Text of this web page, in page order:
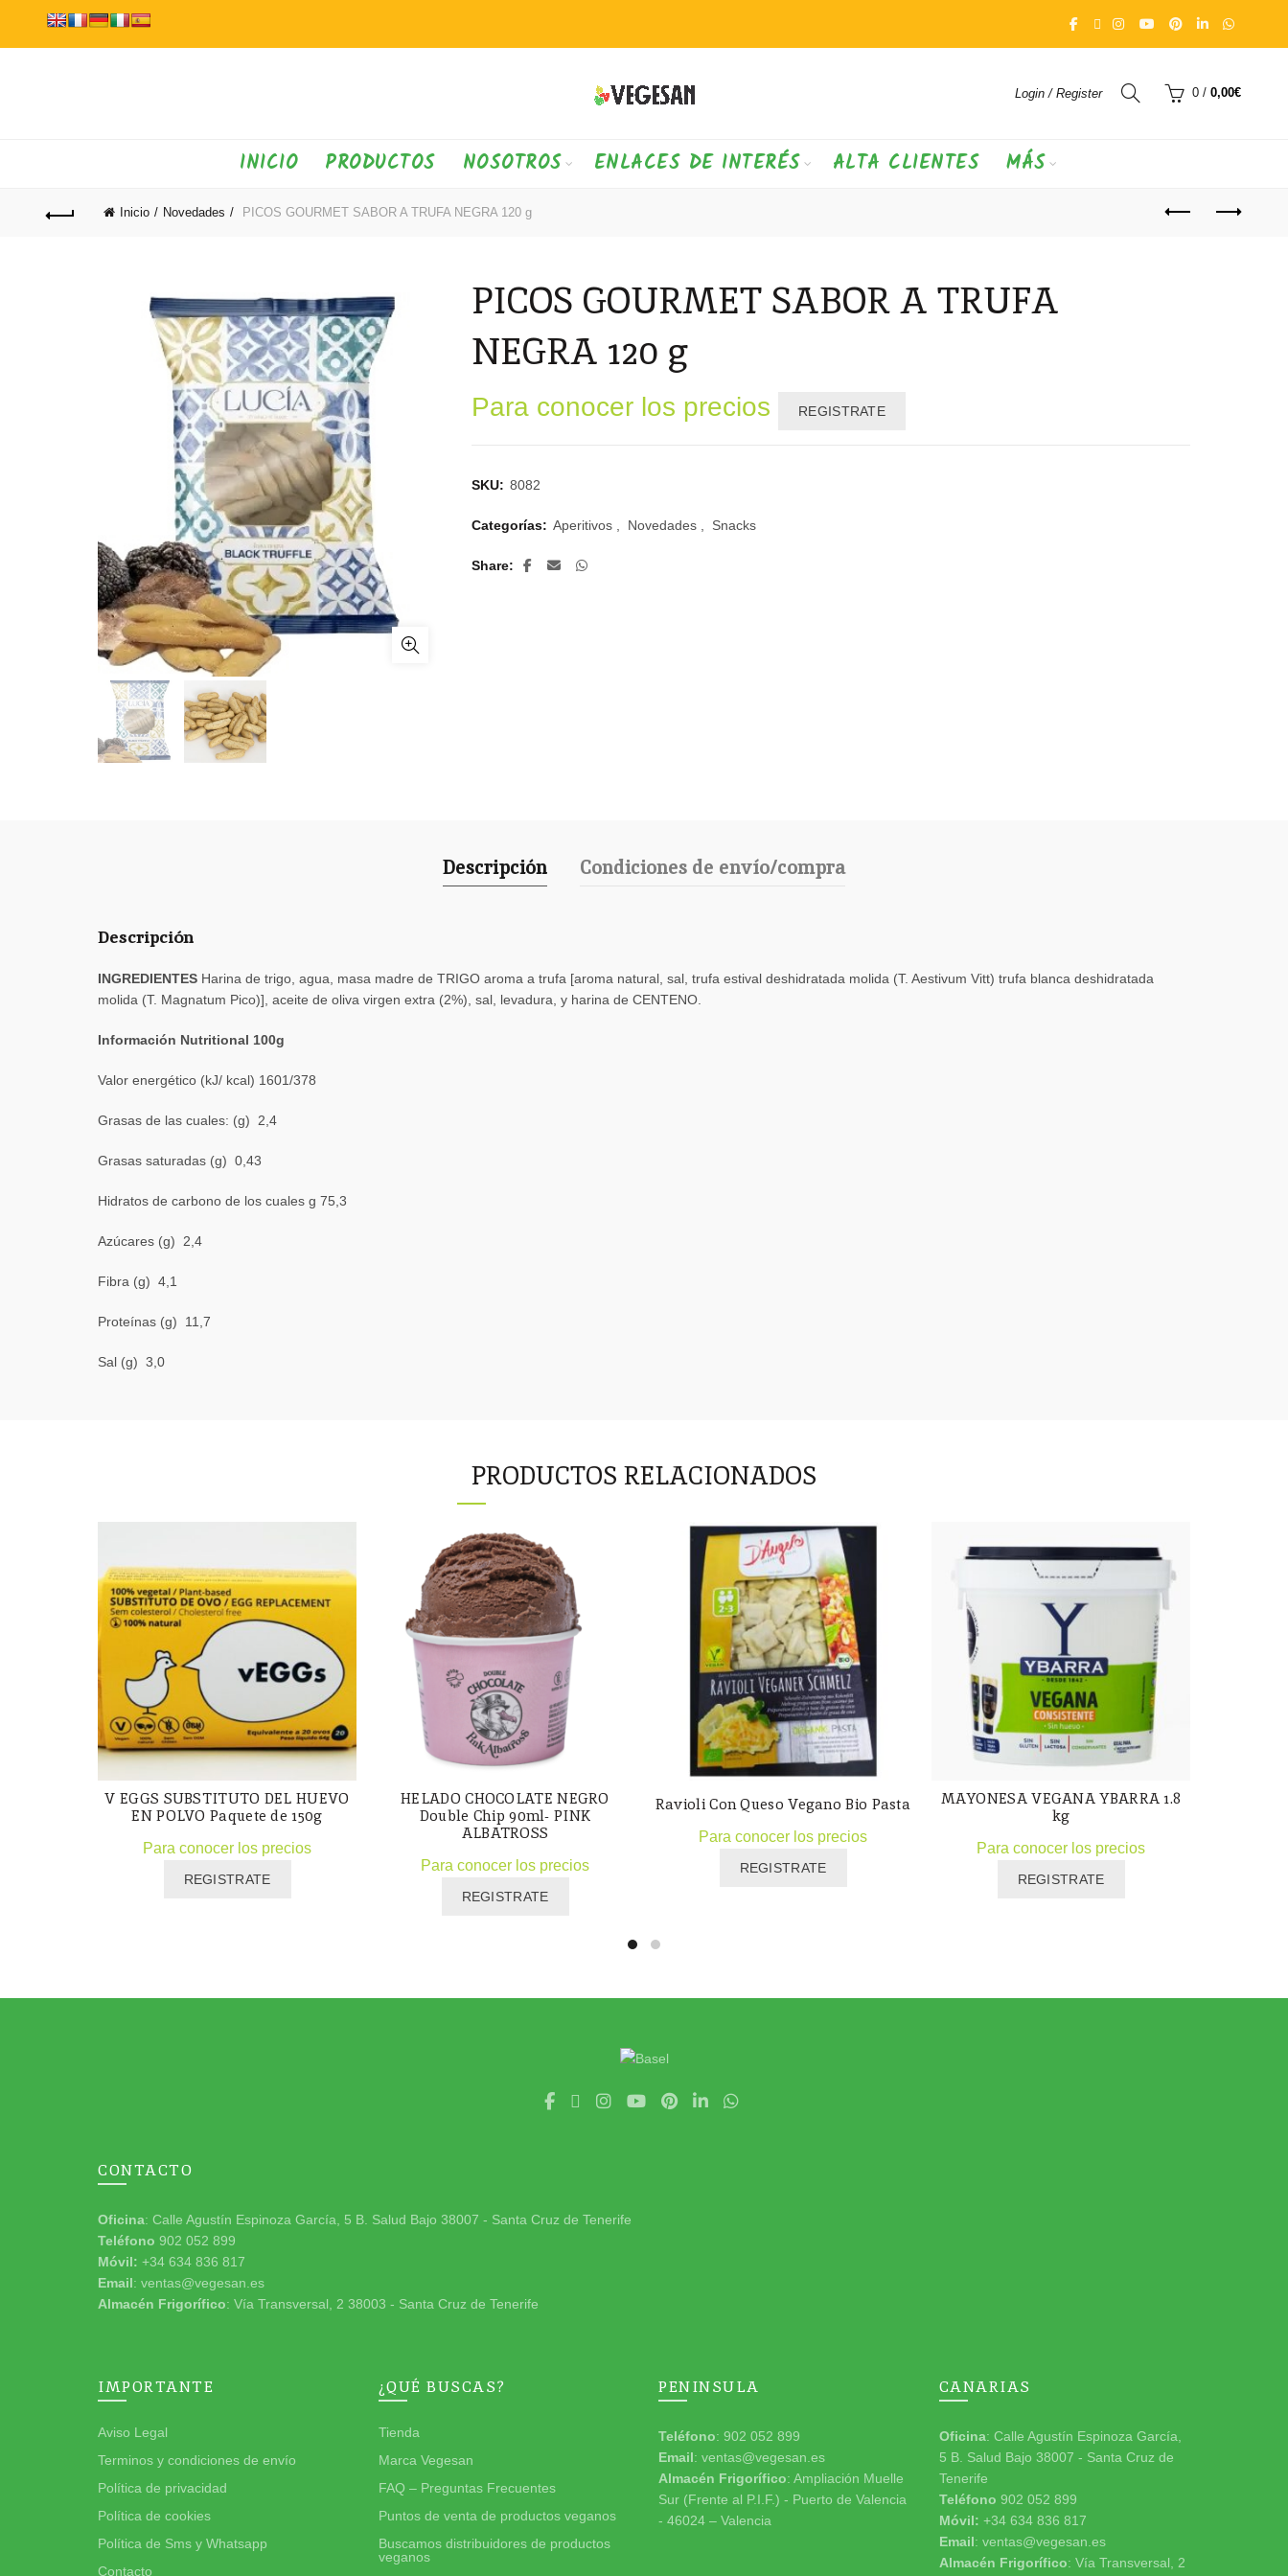
Login / Register 0 / 0,00€
INICIO PRODUCTOS NOSOTROS ENLACES DE INTERÉS ALTA CLIENTES MÁS
Inicio Novedades PICOS GOURMET SABOR A TRUFA NEGRA 120 g
PICOS GOURMET SABOR A TRUFA
NEGRA 120 g
Para conocer los precios REGISTRATE
SKU: 8082
Categorías: Aperitivos Novedades Snacks
Share
Descripción Condiciones de envío/compra
Descripción
INGREDIENTES Harina de trigo, agua, masa madre de TRIGO aroma a trufa [aroma natural, sal, trufa estival deshidratada molida (T. Aestivum Vitt) trufa blanca deshidratada
molida (T. Magnatum Pico)], aceite de oliva virgen extra (2%), sal, levadura, y harina de CENTENO.
Información Nutritional 100g
Valor energético (kJ/ kcal) 1601/378
Grasas de las cuales: (g) 2,4
Grasas saturadas (g) 0,43
Hidratos de carbono de los cuales g 75,3
Azúcares (g) 2,4
Fibra (g) 4,1
Proteínas (g) 11,7
Sal (g) 3,0
PRODUCTOS RELACIONADOS
V EGGS SUBSTITUTO DEL HUEVO
EN POLVO Paquete de 150g
Para conocer los precios
REGISTRATE
HELADO CHOCOLATE NEGRO
Double Chip 90ml- PINK
ALBATROSS
Para conocer los precios
REGISTRATE
Ravioli Con Queso Vegano Bio Pasta
Para conocer los precios
REGISTRATE
MAYONESA VEGANA YBARRA 1.8
kg
Para conocer los precios
REGISTRATE
CONTACTO
Oficina: Calle Agustín Espinoza García, 5 B. Salud Bajo 38007 - Santa Cruz de Tenerife
Teléfono 902 052 899
Móvil: +34 634 836 817
Email: ventas@vegesan.es
Almacén Frigorífico: Vía Transversal, 2 38003 - Santa Cruz de Tenerife
IMPORTANTE
Aviso Legal
Terminos y condiciones de envío
Política de privacidad
Política de cookies
Política de Sms y Whatsapp
Contacto
¿QUÉ BUSCAS?
Tienda
Marca Vegesan
FAQ – Preguntas Frecuentes
Puntos de venta de productos veganos
Buscamos distribuidores de productos
veganos
PENINSULA
Teléfono: 902 052 899
Email: ventas@vegesan.es
Almacén Frigorífico: Ampliación Muelle
Sur (Frente al P.I.F.) - Puerto de Valencia
- 46024 – Valencia
CANARIAS
Oficina: Calle Agustín Espinoza García,
5 B. Salud Bajo 38007 - Santa Cruz de
Tenerife
Teléfono 902 052 899
Móvil: +34 634 836 817
Email: ventas@vegesan.es
Almacén Frigorífico: Vía Transversal, 2